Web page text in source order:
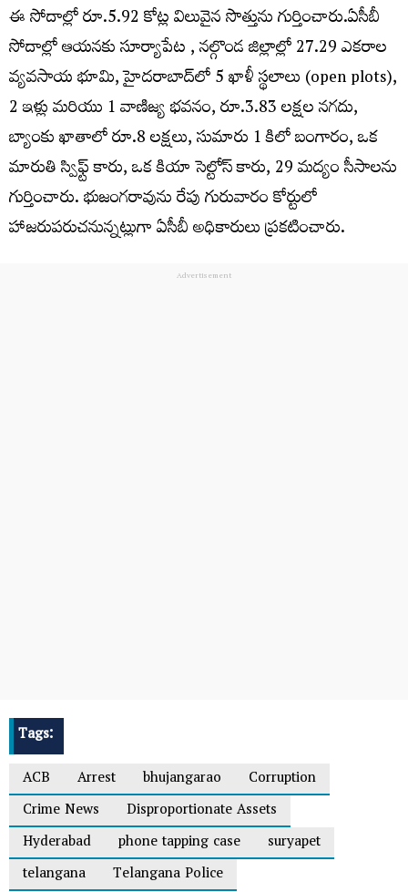
ఈ సోదాల్లో రూ.5.92 కోట్ల విలువైన సొత్తును గుర్తించారు.ఏసీబీ
సోదాల్లో ఆయనకు సూర్యాపేట , నల్గొండ జిల్లాల్లో 27.29 ఎకరాల
వ్యవసాయ భూమి, హైదరాబాద్‌లో 5 ఖాళీ స్థలాలు (open plots),
2 ఇళ్లు మరియు 1 వాణిజ్య భవనం, రూ.3.83 లక్షల నగదు,
బ్యాంకు ఖాతాలో రూ.8 లక్షలు, సుమారు 1 కిలో బంగారం, ఒక
మారుతి స్విఫ్ట్ కారు, ఒక కియా సెల్టోస్ కారు, 29 మద్యం సీసాలను
గుర్తించారు. భుజంగరావును రేపు గురువారం కోర్టులో
హాజరుపరుచనున్నట్లుగా ఏసీబీ అధికారులు ప్రకటించారు.
Tags:
ACB
Arrest bhujangarao
Corruption
Crime News
Disproportionate Assets
Hyderabad
phone tapping case
suryapet
telangana
Telangana Police